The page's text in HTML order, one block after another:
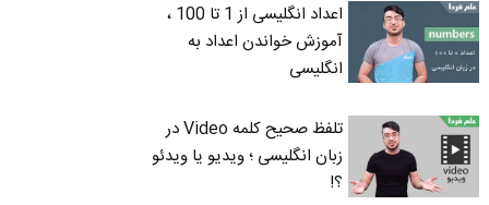
اعداد انگلیسی از 1 تا 100 ،
آموزش خواندن اعداد به
انگلیسی
تلفظ صحیح کلمه Video در
زبان انگلیسی ؛ ویدیو یا ویدئو
؟!